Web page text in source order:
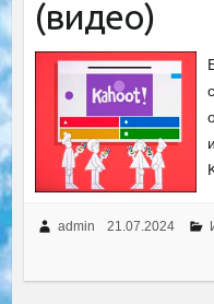
(видео)
admin 21.07.2024